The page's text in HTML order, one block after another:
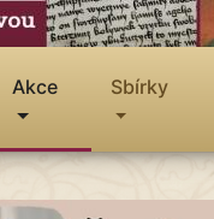
Akce Sbírky